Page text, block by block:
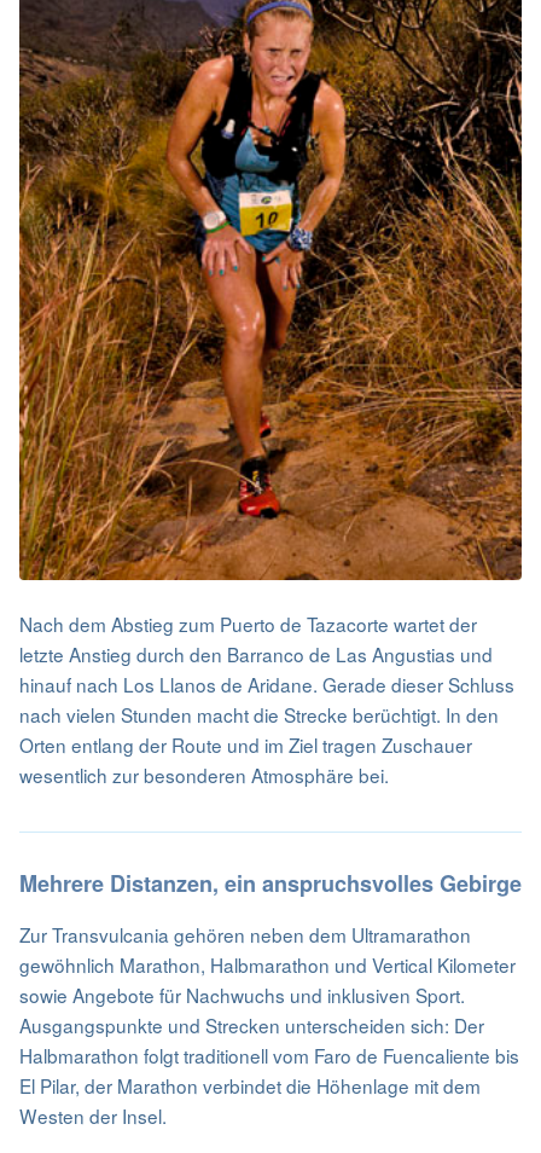
Nach dem Abstieg zum Puerto de Tazacorte wartet der
letzte Anstieg durch den Barranco de Las Angustias und
hinauf nach Los Llanos de Aridane. Gerade dieser Schluss
nach vielen Stunden macht die Strecke berüchtigt. In den
Orten entlang der Route und im Ziel tragen Zuschauer
wesentlich zur besonderen Atmosphäre bei.
Mehrere Distanzen, ein anspruchsvolles Gebirge
Zur Transvulcania gehören neben dem Ultramarathon
gewöhnlich Marathon, Halbmarathon und Vertical Kilometer
sowie Angebote für Nachwuchs und inklusiven Sport.
Ausgangspunkte und Strecken unterscheiden sich: Der
Halbmarathon folgt traditionell vom Faro de Fuencaliente bis
El Pilar, der Marathon verbindet die Höhenlage mit dem
Westen der Insel.